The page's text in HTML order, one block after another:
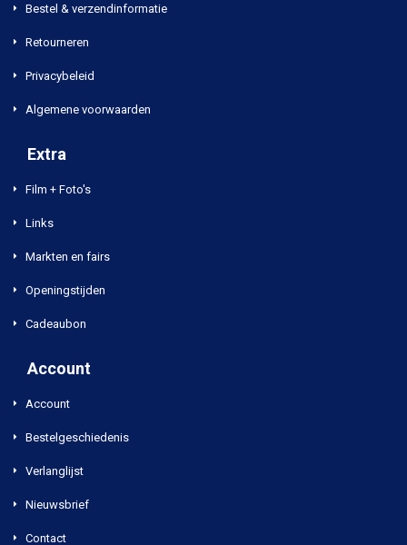
Bestel & verzendinformatie
Retourneren
Privacybeleid
Algemene voorwaarden
Extra
Film + Foto's
Links
Markten en fairs
Openingstijden
Cadeaubon
Account
Account
Bestelgeschiedenis
Verlanglijst
Nieuwsbrief
Contact